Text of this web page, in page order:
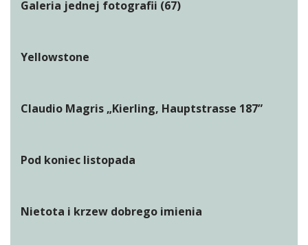
Galeria jednej fotografii (67)
Yellowstone
Claudio Magris „Kierling, Hauptstrasse 187”
Pod koniec listopada
Nietota i krzew dobrego imienia